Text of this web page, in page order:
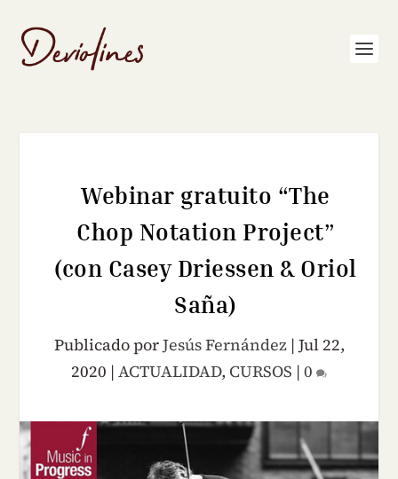
Webinar gratuito “The
Chop Notation Project”
(con Casey Driessen & Oriol
Saña)
Publicado porJesús Fernández| Jul 22,
2020 | ACTUALIDAD, CURSOS | 0